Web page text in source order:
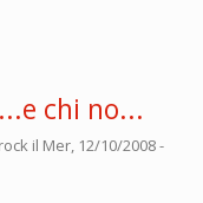
chi no...
il Mer, 12/10/2008 -